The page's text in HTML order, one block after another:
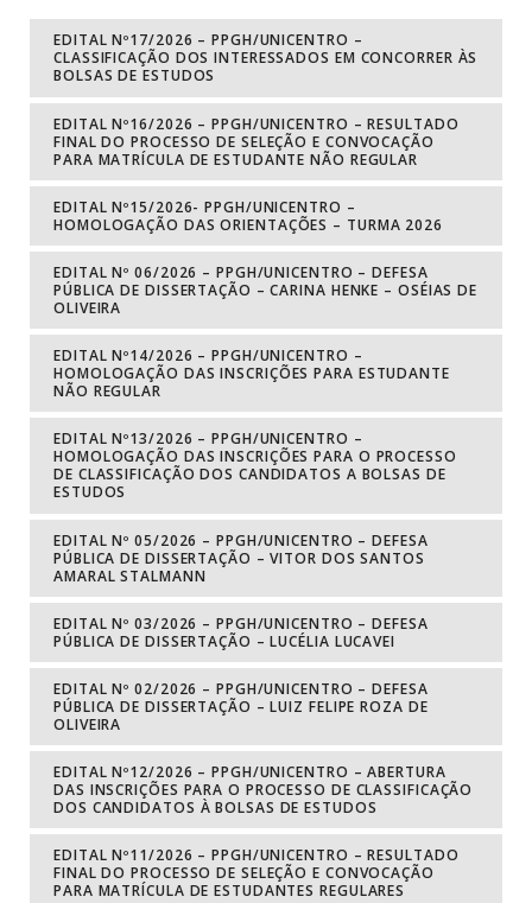
EDITAL Nº17/2026 – PPGH/UNICENTRO –
CLASSIFICAÇÃO DOS INTERESSADOS EM CONCORRER ÀS
BOLSAS DE ESTUDOS
EDITAL Nº16/2026 – PPGH/UNICENTRO – RESULTADO
FINAL DO PROCESSO DE SELEÇÃO E CONVOCAÇÃO
PARA MATRÍCULA DE ESTUDANTE NÃO REGULAR
EDITAL Nº15/2026- PPGH/UNICENTRO –
HOMOLOGAÇÃO DAS ORIENTAÇÕES – TURMA 2026
EDITAL Nº 06/2026 – PPGH/UNICENTRO – DEFESA
PÚBLICA DE DISSERTAÇÃO – CARINA HENKE – OSÉIAS DE
OLIVEIRA
EDITAL Nº14/2026 – PPGH/UNICENTRO –
HOMOLOGAÇÃO DAS INSCRIÇÕES PARA ESTUDANTE
NÃO REGULAR
EDITAL Nº13/2026 – PPGH/UNICENTRO –
HOMOLOGAÇÃO DAS INSCRIÇÕES PARA O PROCESSO
DE CLASSIFICAÇÃO DOS CANDIDATOS A BOLSAS DE
ESTUDOS
EDITAL Nº 05/2026 – PPGH/UNICENTRO – DEFESA
PÚBLICA DE DISSERTAÇÃO – VITOR DOS SANTOS
AMARAL STALMANN
EDITAL Nº 03/2026 – PPGH/UNICENTRO – DEFESA
PÚBLICA DE DISSERTAÇÃO – LUCÉLIA LUCAVEI
EDITAL Nº 02/2026 – PPGH/UNICENTRO – DEFESA
PÚBLICA DE DISSERTAÇÃO – LUIZ FELIPE ROZA DE
OLIVEIRA
EDITAL Nº12/2026 – PPGH/UNICENTRO – ABERTURA
DAS INSCRIÇÕES PARA O PROCESSO DE CLASSIFICAÇÃO
DOS CANDIDATOS À BOLSAS DE ESTUDOS
EDITAL Nº11/2026 – PPGH/UNICENTRO – RESULTADO
FINAL DO PROCESSO DE SELEÇÃO E CONVOCAÇÃO
PARA MATRÍCULA DE ESTUDANTES REGULARES